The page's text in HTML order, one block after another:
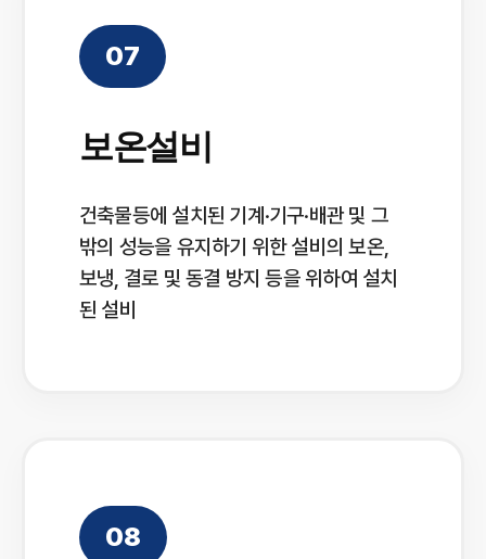
07
보온설비
건축물등에 설치된 기계·기구·배관 및 그
밖의 성능을 유지하기 위한 설비의 보온,
보냉, 결로 및 동결 방지 등을 위하여 설치
된 설비
08